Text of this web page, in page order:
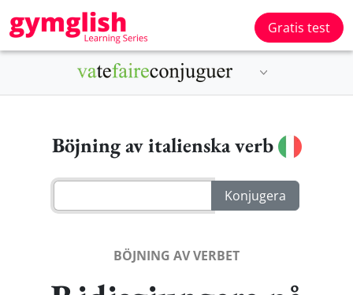
Gratis test
Böjning av italienska verb
BÖJNING AV VERBET